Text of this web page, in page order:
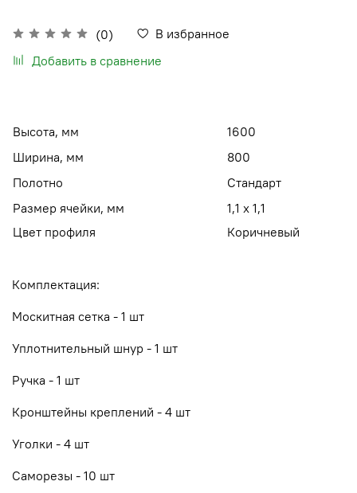
(0)
В избранное
Добавить в сравнение
Высота, мм
1600
Ширина, мм
800
Полотно
Стандарт
Размер ячейки, мм
1,1 х 1,1
Цвет профиля
Коричневый
Комплектация:
Москитная сетка - 1 шт
Уплотнительный шнур - 1 шт
Ручка - 1 шт
Кронштейны креплений - 4 шт
Уголки - 4 шт
Саморезы - 10 шт